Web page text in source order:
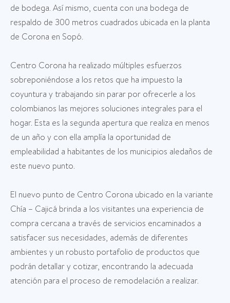
de bodega. Así mismo, cuenta con una bodega de
respaldo de 300 metros cuadrados ubicada en la planta
de Corona en Sopó.
Centro Corona ha realizado múltiples esfuerzos
sobreponiéndose a los retos que ha impuesto la
coyuntura y trabajando sin parar por ofrecerle a los
colombianos las mejores soluciones integrales para el
hogar. Esta es la segunda apertura que realiza en menos
de un año y con ella amplía la oportunidad de
empleabilidad a habitantes de los municipios aledaños de
este nuevo punto.
El nuevo punto de Centro Corona ubicado en la variante
Chía – Cajicá brinda a los visitantes una experiencia de
compra cercana a través de servicios encaminados a
satisfacer sus necesidades, además de diferentes
ambientes y un robusto portafolio de productos que
podrán detallar y cotizar, encontrando la adecuada
atención para el proceso de remodelación a realizar.